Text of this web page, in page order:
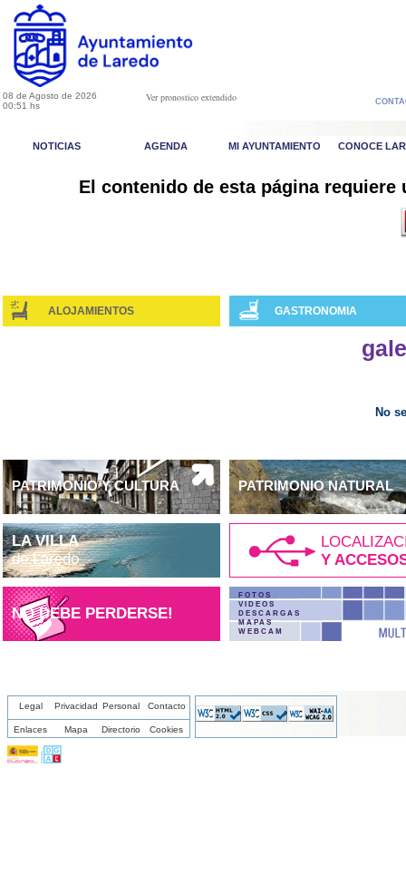
08 de Agosto de 2026
00:51 hs
Ver pronostico extendido
NOTICIAS AGENDA MI AYUNTAMIENTO CONOCE
El contenido de esta página requiere
ALOJAMIENTOS GASTRONOMIA
No
PATRIMONIO Y CULTURA
LA VILLA
de Laredo
NO DEBE PERDERSE!
PATRIMONIO NATURAL
Y
FOTOS
VIDEOS
DESCARGAS
MAPAS
WEBCAM
Legal Privacidad Personal Contacto
Enlaces Mapa Directorio Cookies